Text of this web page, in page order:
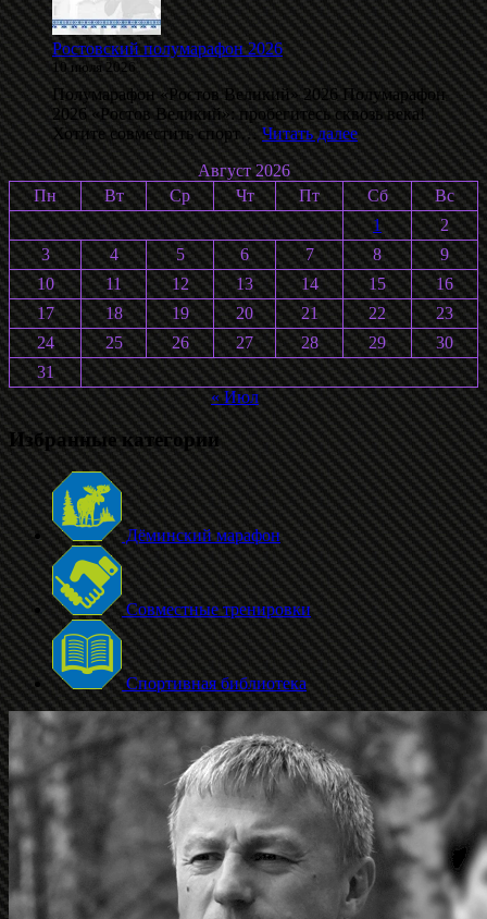
Воробьёва
2026
Ростовский полумарафон 2026
10 июля 2026
Полумарафон «Ростов Великий» 2026 Полумарафон
2026 «Ростов Великий»: пробегитесь сквозь века!
Хотите совместить спорт…Читать далее:
Ростовский
полумарафон
2026
Август 2026
Пн
Вт Ср Чт Пт Сб
Вс
1
2
3
4 5 6 7 8
9
10
11 12 13 14 15
16
17
18 19 20 21 22
23
24
25 26 27 28 29
30
31
« Июл
Избранные категории
Дёминский марафон
Совместные тренировки
Спортивная библиотека